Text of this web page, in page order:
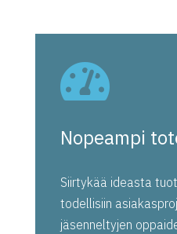

Nopeampi
Siirtykää ideasta
todellisiin
jäsenneltyjen